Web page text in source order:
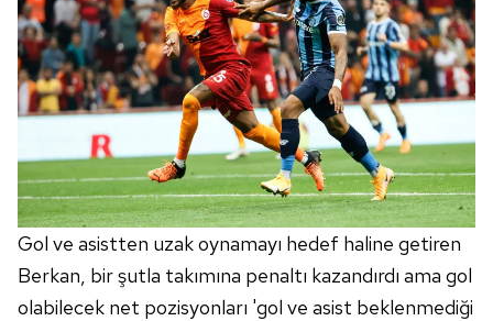
Gol ve asistten uzak oynamayı hedef haline getiren
Berkan, bir şutla takımına penaltı kazandırdı ama gol
olabilecek net pozisyonları 'gol ve asist beklenmediği